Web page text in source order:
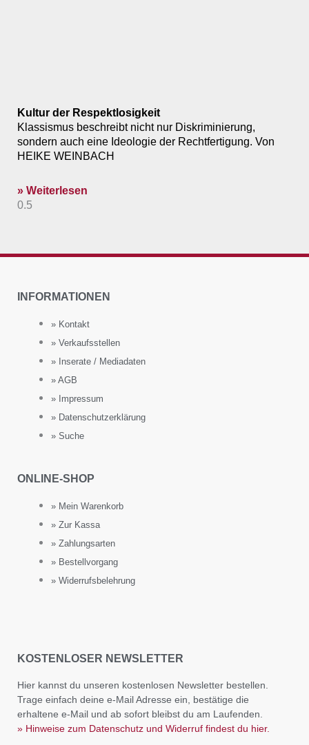
Kultur der Respektlosigkeit
Klassismus beschreibt nicht nur Diskriminierung,
sondern auch eine Ideologie der Rechtfertigung. Von
HEIKE WEINBACH
» Weiterlesen
INFORMATIONEN
» Kontakt
» Verkaufsstellen
» Inserate / Mediadaten
» AGB
» Impressum
» Datenschutzerklärung
» Suche
ONLINE-SHOP
» Mein Warenkorb
» Zur Kassa
» Zahlungsarten
» Bestellvorgang
» Widerrufsbelehrung
KOSTENLOSER NEWSLETTER
Hier kannst du unseren kostenlosen Newsletter bestellen.
Trage einfach deine e-Mail Adresse ein, bestätige die
erhaltene e-Mail und ab sofort bleibst du am Laufenden.
» Hinweise zum Datenschutz und Widerruf findest du hier.